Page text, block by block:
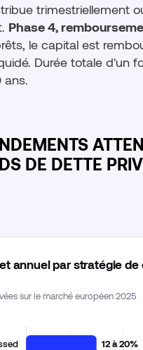
trimestriellement
Phase 4,
le capital est
Durée totale d'un
ans.
DE DETTE
annuel par stratégie de
sur le marché européen 2025